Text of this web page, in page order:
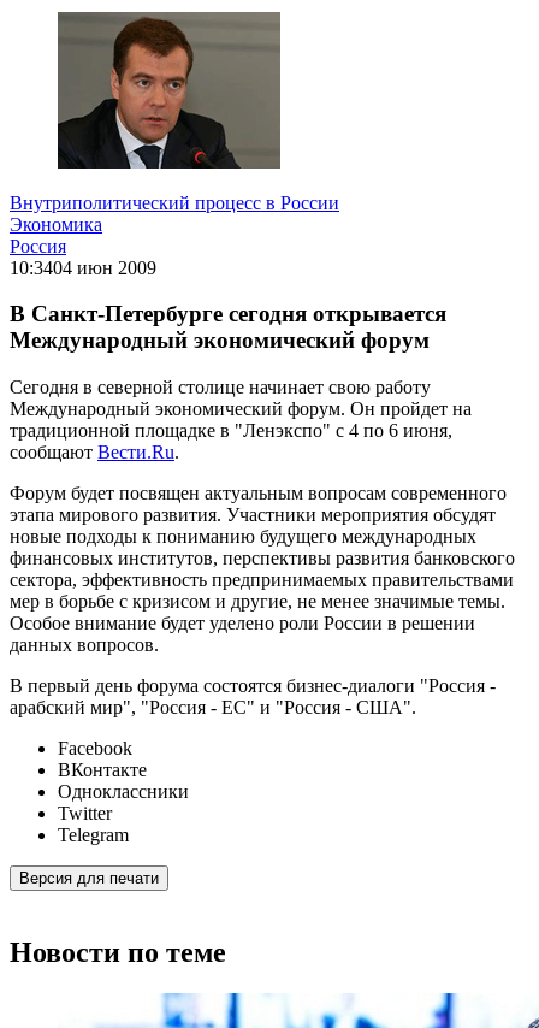
Внутриполитический процесс в России
Экономика
Россия
10:3404 июн 2009
В Санкт-Петербурге сегодня открывается
Международный экономический форум
Сегодня в северной столице начинает свою работу
Международный экономический форум. Он пройдет на
традиционной площадке в "Ленэкспо" с 4 по 6 июня,
сообщают Вести.Ru.
Форум будет посвящен актуальным вопросам современного
этапа мирового развития. Участники мероприятия обсудят
новые подходы к пониманию будущего международных
финансовых институтов, перспективы развития банковского
сектора, эффективность предпринимаемых правительствами
мер в борьбе с кризисом и другие, не менее значимые темы.
Особое внимание будет уделено роли России в решении
данных вопросов.
В первый день форума состоятся бизнес-диалоги "Россия -
арабский мир", "Россия - ЕС" и "Россия - США".
Facebook
ВКонтакте
Одноклассники
Twitter
Telegram
Версия для печати
Новости по теме